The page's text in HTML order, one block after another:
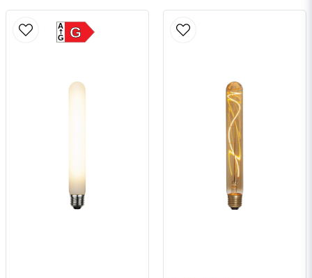
G
A
G